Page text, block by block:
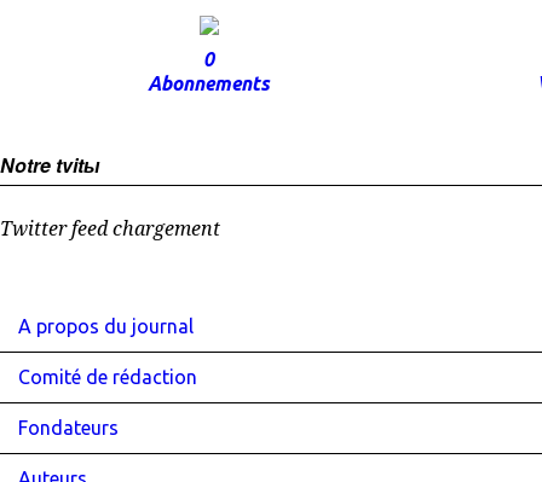
0
Abonnements
Notre tvitы
Twitter feed chargement
A propos du journal
Comité de rédaction
Fondateurs